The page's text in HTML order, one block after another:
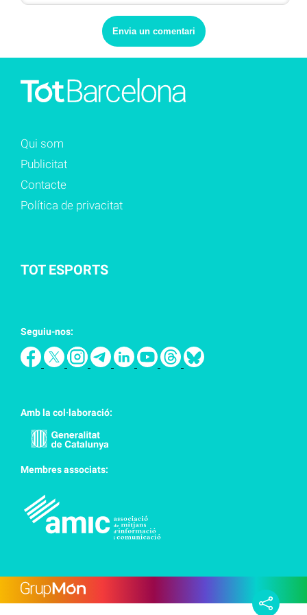
Qui som
Publicitat
Contacte
Política de privacitat
TOT ESPORTS
Seguiu-nos:
Amb la col·laboració:
Membres associats: